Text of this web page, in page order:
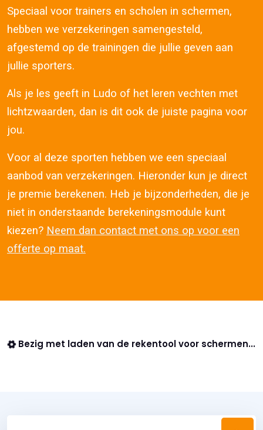
Speciaal voor trainers en scholen in schermen,
hebben we verzekeringen samengesteld,
afgestemd op de trainingen die jullie geven aan
jullie sporters.
Als je les geeft in Ludo of het leren vechten met
lichtzwaarden, dan is dit ook de juiste pagina voor
jou.
Voor al deze sporten hebben we een speciaal
aanbod van verzekeringen. Hieronder kun je direct
je premie berekenen. Heb je bijzonderheden, die je
niet in onderstaande berekeningsmodule kunt
kiezen? Neem dan contact met ons op voor een
offerte op maat.
Bezig met laden van de rekentool voor schermen...